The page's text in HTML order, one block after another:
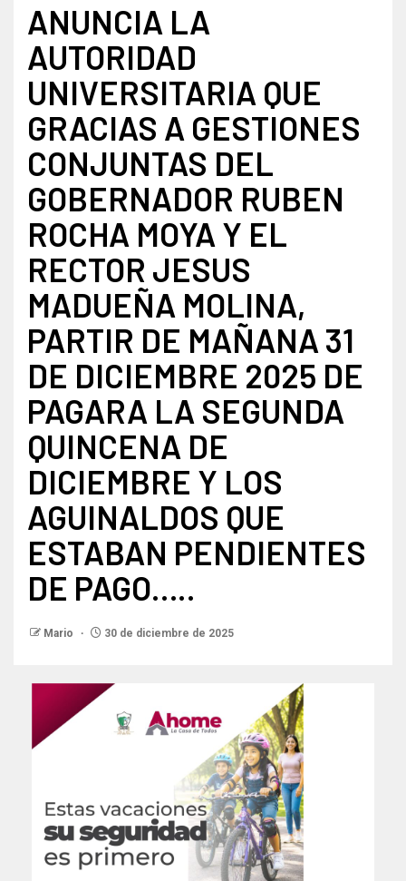
ANUNCIA LA
AUTORIDAD
UNIVERSITARIA QUE
GRACIAS A GESTIONES
CONJUNTAS DEL
GOBERNADOR RUBEN
ROCHA MOYA Y EL
RECTOR JESUS
MADUEÑA MOLINA,
PARTIR DE MAÑANA 31
DE DICIEMBRE 2025 DE
PAGARA LA SEGUNDA
QUINCENA DE
DICIEMBRE Y LOS
AGUINALDOS QUE
ESTABAN PENDIENTES
DE PAGO…..
Mario 30 de diciembre de 2025